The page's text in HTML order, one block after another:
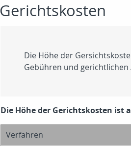
Gerichtskosten
Die Höhe der
Gebühren und
Die Höhe der Gerichtskosten ist
Verfahren